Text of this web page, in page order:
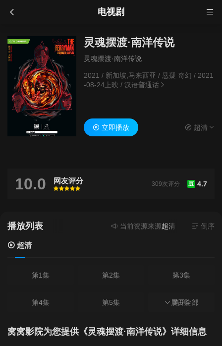
电视剧
灵魂摆渡·南洋传说
灵魂摆渡·南洋传说
2021 / 新加坡,马来西亚 / 悬疑 奇幻/ 2021
-08-24上映 / 汉语普通话
立即播放 超清
10.0 网友评分
很差
较差还行推荐力荐
豆 4.7
309次评分
播放列表 当前资源来源超清- 无需安装任何
倒序
超清
第1集 第2集 第3集
第4集 第5集 第6集
第7集 第8集 第9集
展开全部
窝窝影院为您提供《灵魂摆渡·南洋传说》详细信息